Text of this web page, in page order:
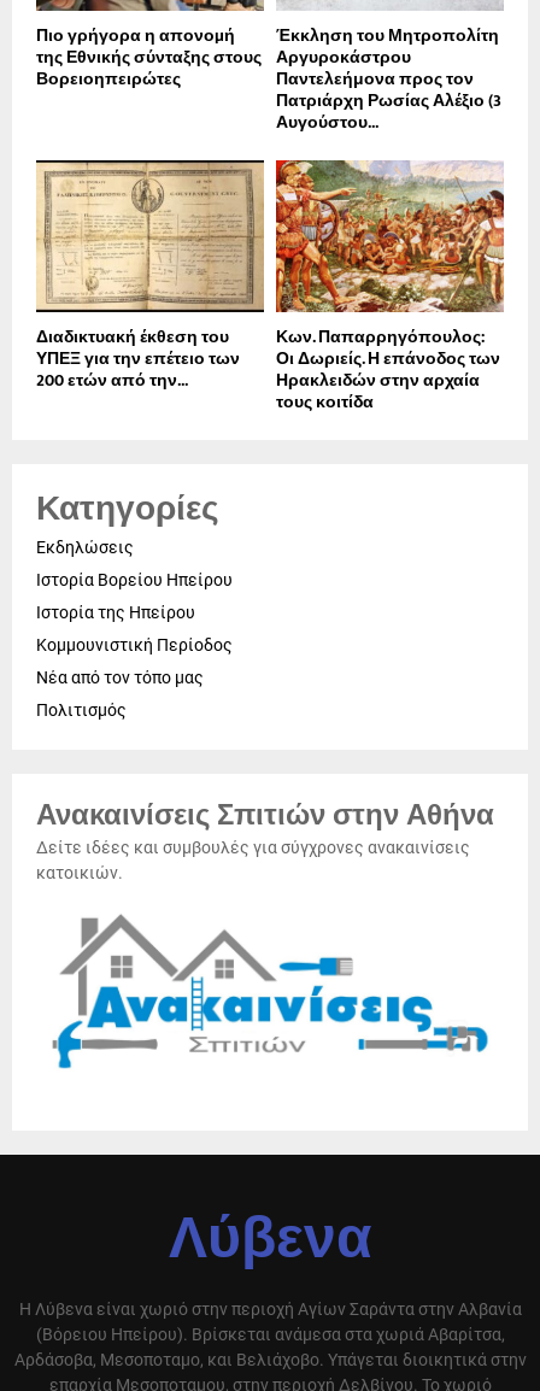
Πιο γρήγορα η απονοµή
της Εθνικής σύνταξης στους
Βορειοηπειρώτες
Έκκληση του Μητροπολίτη
Αργυροκάστρου
Παντελεήμονα προς τον
Πατριάρχη Ρωσίας Αλέξιο (3
Αυγούστου...
Διαδικτυακή έκθεση του
ΥΠΕΞ για την επέτειο των
200 ετών από την...
Κων. Παπαρρηγόπουλος:
Οι Δωριείς. Η επάνοδος των
Ηρακλειδών στην αρχαία
τους κοιτίδα
Κατηγορίες
Εκδηλώσεις
Ιστορία Βορείου Ηπείρου
Ιστορία της Ηπείρου
Κομμουνιστική Περίοδος
Νέα από τον τόπο μας
Πολιτισμός
Ανακαινίσεις Σπιτιών στην Αθήνα
Δείτε ιδέες και συμβουλές για σύγχρονες ανακαινίσεις
κατοικιών.
Λύβενα
Η Λύβενα είναι χωριό στην περιοχή Αγίων Σαράντα στην Αλβανία
(Βόρειου Ηπείρου). Βρίσκεται ανάμεσα στα χωριά Αβαρίτσα,
Αρδάσοβα, Μεσοποταμο, και Βελιάχοβο. Υπάγεται διοικητικά στην
επαρχία Μεσοποταμου, στην περιοχή Δελβίνου. Το χωριό